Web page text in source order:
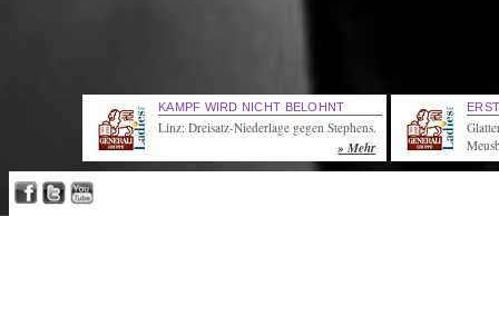
KAMPF WIRD NICHT BELOHNT
Linz: Dreisatz-Niederlage gegen Stephens.
» Mehr